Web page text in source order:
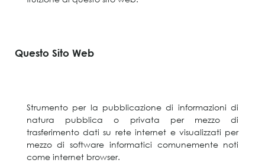
Questo Sito Web
Strumento per la pubblicazione di informazioni di
natura pubblica o privata per mezzo di
trasferimento dati su rete internet e visualizzati per
mezzo di software informatici comunemente noti
come internet browser.